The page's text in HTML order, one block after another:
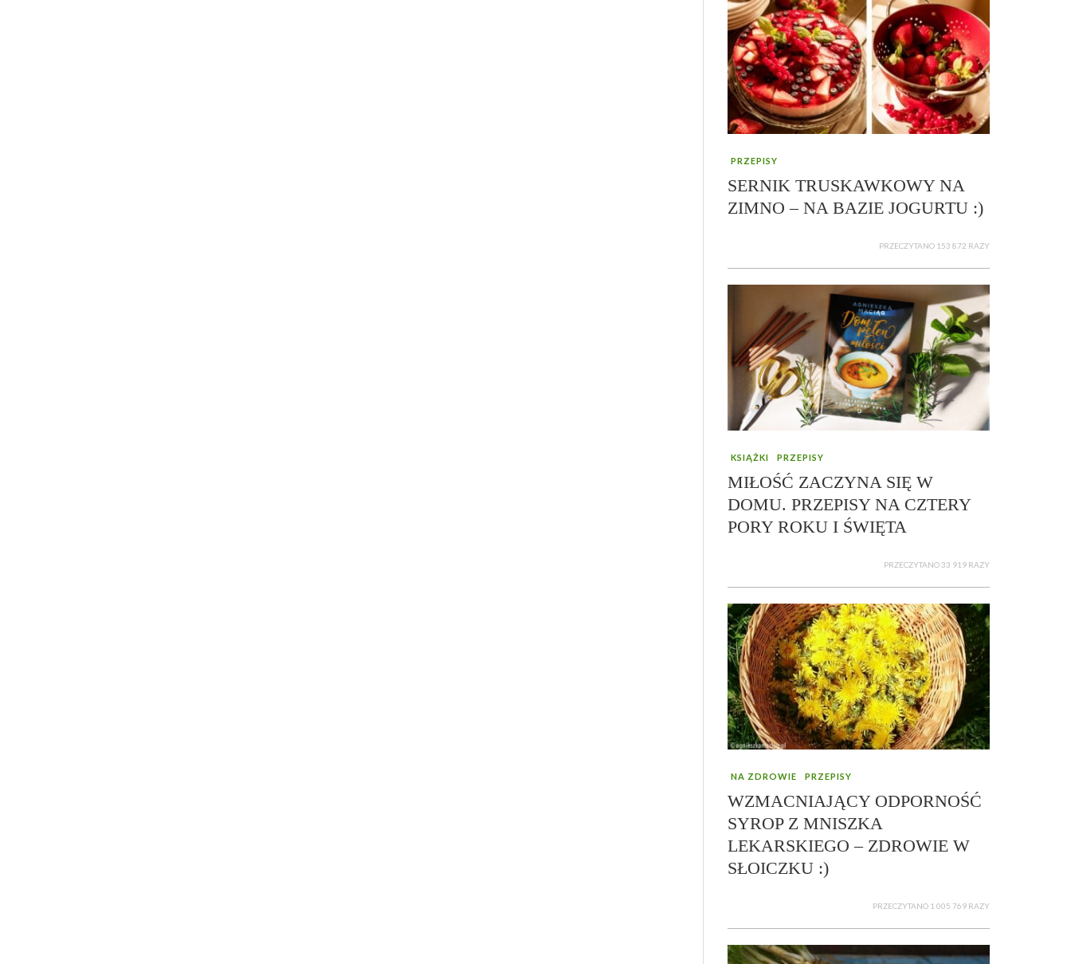
PRZEPISY
SERNIK TRUSKAWKOWY NA
ZIMNO – NA BAZIE JOGURTU :)
PRZECZYTANO 153 872 RAZY
KSIĄŻKI PRZEPISY
MIŁOŚĆ ZACZYNA SIĘ W
DOMU. PRZEPISY NA CZTERY
PORY ROKU I ŚWIĘTA
PRZECZYTANO 33 919 RAZY
NA ZDROWIE PRZEPISY
WZMACNIAJĄCY ODPORNOŚĆ
SYROP Z MNISZKA
LEKARSKIEGO – ZDROWIE W
SŁOICZKU :)
PRZECZYTANO 1 005 769 RAZY